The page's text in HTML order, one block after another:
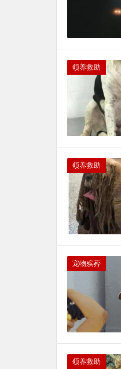
领养救助
领养救助
宠物殡葬
领养救助